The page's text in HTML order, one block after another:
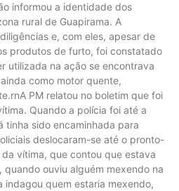
informou a identidade dos
rural de Guapirama. A
e, com eles, apesar de
produtos de furto, foi constatado
utilizada na ação se encontrava
como motor quente,
PM relatou no boletim que foi
Quando a polícia foi até a
tinha sido encaminhada para
deslocaram-se até o pronto-
vítima, que contou que estava
ouviu alguém mexendo na
indagou quem estaria mexendo,